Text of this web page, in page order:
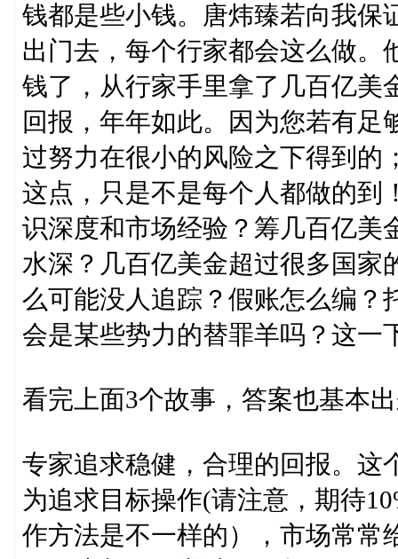
钱都是些小钱。唐炜臻若向我保
出门去，每个行家都会这么做。
钱了，从行家手里拿了几百亿美
回报，年年如此。因为您若有足
过努力在很小的风险之下得到的
这点，只是不是每个人都做的到
识深度和市场经验？筹几百亿美
水深？几百亿美金超过很多国家
么可能没人追踪？假账怎么编？
会是某些势力的替罪羊吗？这一
看完上面3个故事，答案也基本
专家追求稳健，合理的回报。这
为追求目标操作(请注意，期待
作方法是不一样的），市场常常